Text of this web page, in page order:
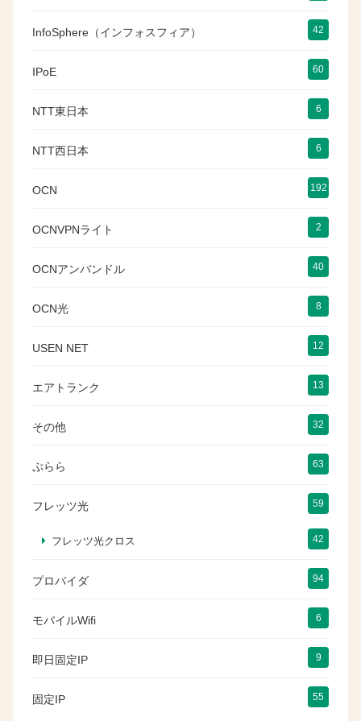
InfoSphere（インフォスフィア） 42
IPoE 60
NTT東日本 6
NTT西日本 6
OCN 192
OCNVPNライト 2
OCNアンバンドル 40
OCN光 8
USEN NET 12
エアトランク 13
その他 32
ぷらら 63
フレッツ光 59
フレッツ光クロス 42
プロバイダ 94
モバイルWifi 6
即日固定IP 9
固定IP 55